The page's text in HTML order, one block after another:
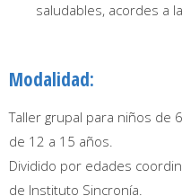
saludables, acordes a
Modalidad:
Taller grupal para niños de
de 12 a 15 años.
Dividido por edades
de Instituto Sincronía.